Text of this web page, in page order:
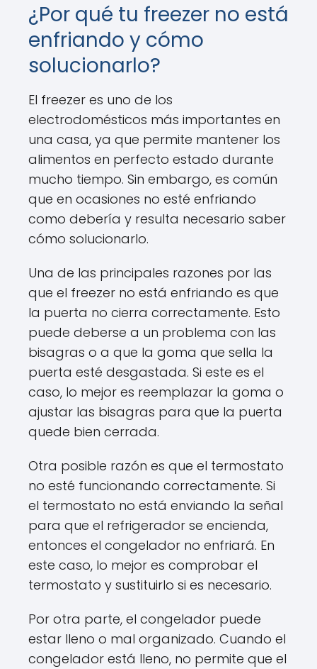
¿Por qué tu freezer no está
enfriando y cómo
solucionarlo?
El freezer es uno de los
electrodomésticos más importantes en
una casa, ya que permite mantener los
alimentos en perfecto estado durante
mucho tiempo. Sin embargo, es común
que en ocasiones no esté enfriando
como debería y resulta necesario saber
cómo solucionarlo.
Una de las principales razones por las
que el freezer no está enfriando es que
la puerta no cierra correctamente. Esto
puede deberse a un problema con las
bisagras o a que la goma que sella la
puerta esté desgastada. Si este es el
caso, lo mejor es reemplazar la goma o
ajustar las bisagras para que la puerta
quede bien cerrada.
Otra posible razón es que el termostato
no esté funcionando correctamente. Si
el termostato no está enviando la señal
para que el refrigerador se encienda,
entonces el congelador no enfriará. En
este caso, lo mejor es comprobar el
termostato y sustituirlo si es necesario.
Por otra parte, el congelador puede
estar lleno o mal organizado. Cuando el
congelador está lleno, no permite que el